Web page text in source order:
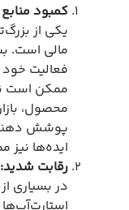
کمبود
یکی از
مالی است.
فعالیت
ممکن است
محصول،
پوشش
ایده‌ها نیز
رقابت شدید:
در بسیاری